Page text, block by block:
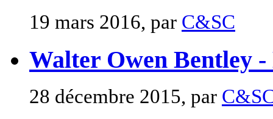
19 mars 2016, par C&SC
Walter Owen Bentley
28 décembre 2015, par